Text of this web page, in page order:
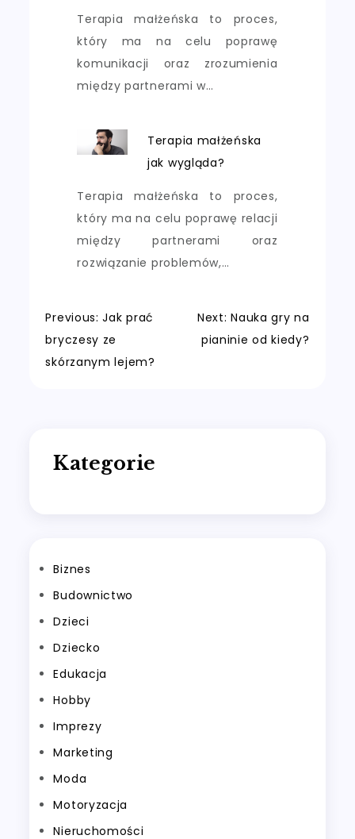
Terapia małżeńska to proces,
który ma na celu poprawę
komunikacji oraz zrozumienia
między partnerami w…
Terapia małżeńska
jak wygląda?
Terapia małżeńska to proces,
który ma na celu poprawę relacji
między partnerami oraz
rozwiązanie problemów,…
Nawigacja
wpisu
Previous: Jak prać
bryczesy ze
skórzanym lejem?
Next: Nauka gry na
pianinie od kiedy?
Kategorie
Biznes
Budownictwo
Dzieci
Dziecko
Edukacja
Hobby
Imprezy
Marketing
Moda
Motoryzacja
Nieruchomości